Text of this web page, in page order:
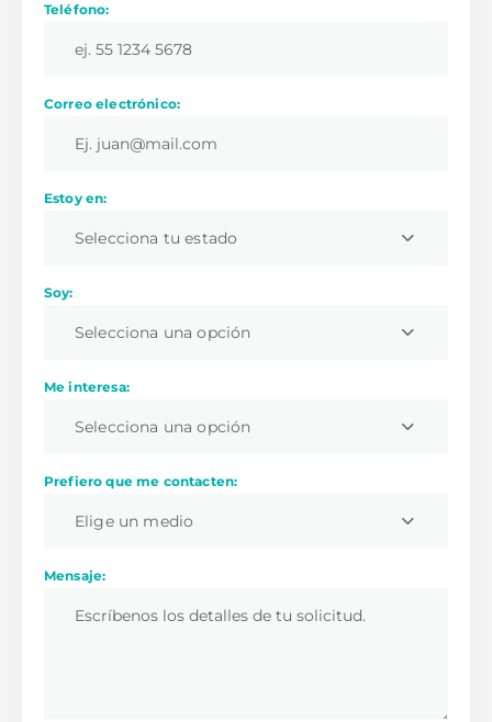
Teléfono:
Correo electrónico:
Estoy en:
Selecciona tu estado
Soy:
Selecciona una opción
Me interesa:
Selecciona una opción
Prefiero que me contacten:
Elige un medio
Mensaje: